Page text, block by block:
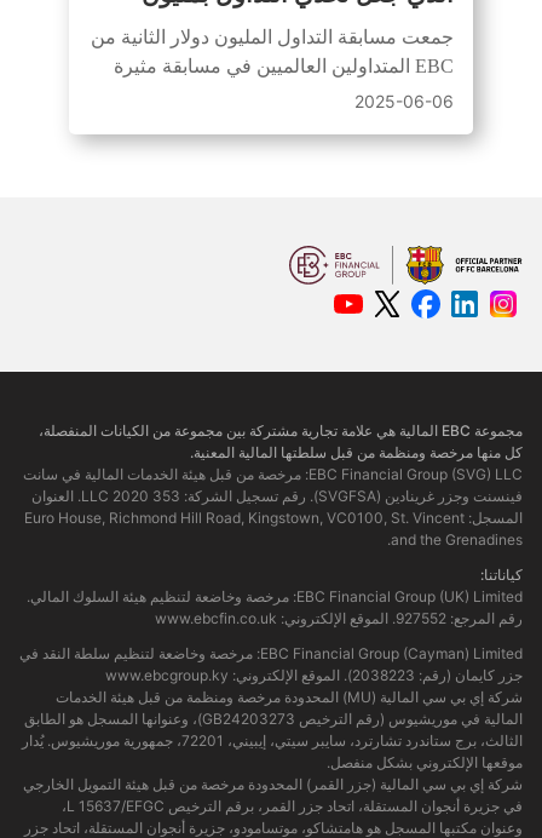
دولار الثاني من EBC لا يُنسى
جمعت مسابقة التداول المليون دولار الثانية من
EBC المتداولين العالميين في مسابقة مثيرة
من المهارة والاستراتيجية والشجاعة، مما أدى
2025-06-06
مجموعة EBC المالية هي علامة تجارية مشتركة بين مجموعة من الكيانات المنفصلة، ​​
كل منها مرخصة ومنظمة من قبل سلطتها المالية المعنية.
EBC Financial Group (SVG) LLC: مرخصة من قبل هيئة الخدمات المالية في سانت
فينسنت وجزر غرينادين (SVGFSA). رقم تسجيل الشركة: 353 LLC 2020. العنوان
المسجل: Euro House, Richmond Hill Road, Kingstown, VC0100, St. Vincent
and the Grenadines.
كياناتنا:
EBC Financial Group (UK) Limited: مرخصة وخاضعة لتنظيم هيئة السلوك المالي.
رقم المرجع: 927552. الموقع الإلكتروني:
www.ebcfin.co.uk
EBC Financial Group (Cayman) Limited: مرخصة وخاضعة لتنظيم سلطة النقد في
جزر كايمان (رقم: 2038223). الموقع الإلكتروني:
www.ebcgroup.ky
شركة إي بي سي المالية (MU) المحدودة مرخصة ومنظمة من قبل هيئة الخدمات
المالية في موريشيوس (رقم الترخيص GB24203273)، وعنوانها المسجل هو الطابق
الثالث، برج ستاندرد تشارترد، سايبر سيتي، إيبيني، 72201، جمهورية موريشيوس. يُدار
موقعها الإلكتروني بشكل منفصل.
شركة إي بي سي المالية (جزر القمر) المحدودة مرخصة من قبل هيئة التمويل الخارجي
في جزيرة أنجوان المستقلة، اتحاد جزر القمر، برقم الترخيص L 15637/EFGC،
وعنوان مكتبها المسجل هو هامتشاكو، موتسامودو، جزيرة أنجوان المستقلة، اتحاد جزر